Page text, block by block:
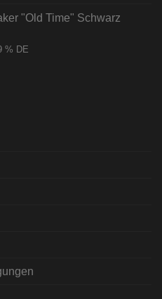
"Old Time" Schwarz
% DE